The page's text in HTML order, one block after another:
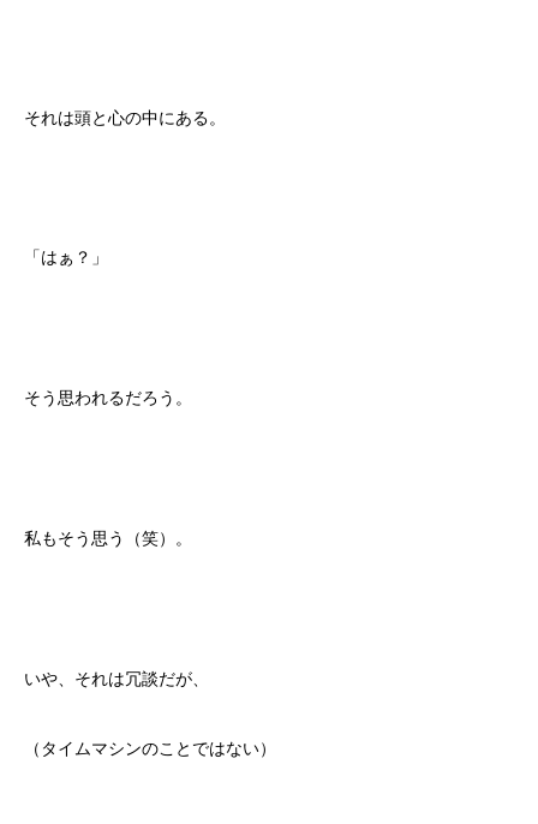
それは頭と心の中にある。
「はぁ？」
そう思われるだろう。
私もそう思う（笑）。
いや、それは冗談だが、
（タイムマシンのことではない）